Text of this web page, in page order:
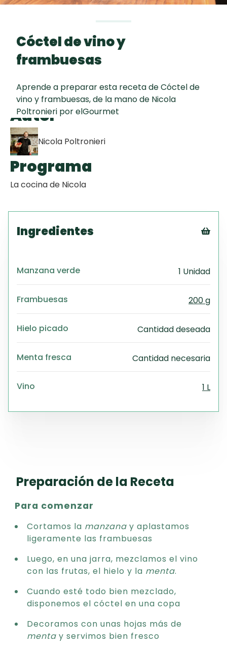
Tiramisú
Cóctel de vino y
frambuesas
Aprende a preparar esta receta de Cóctel de
vino y frambuesas, de la mano de Nicola
Poltronieri por elGourmet
Autor
Nicola Poltronieri
Programa
La cocina de Nicola
Ingredientes
Manzana verde 1 Unidad
Frambuesas 200 g
Hielo picado Cantidad deseada
Menta fresca Cantidad necesaria
Vino 1 L
Preparación de la Receta
Para comenzar
Cortamos la manzana y aplastamos
ligeramente las frambuesas
Luego, en una jarra, mezclamos el vino
con las frutas, el hielo y la menta.
Cuando esté todo bien mezclado,
disponemos el cóctel en una copa
Decoramos con unas hojas más de
menta y servimos bien fresco